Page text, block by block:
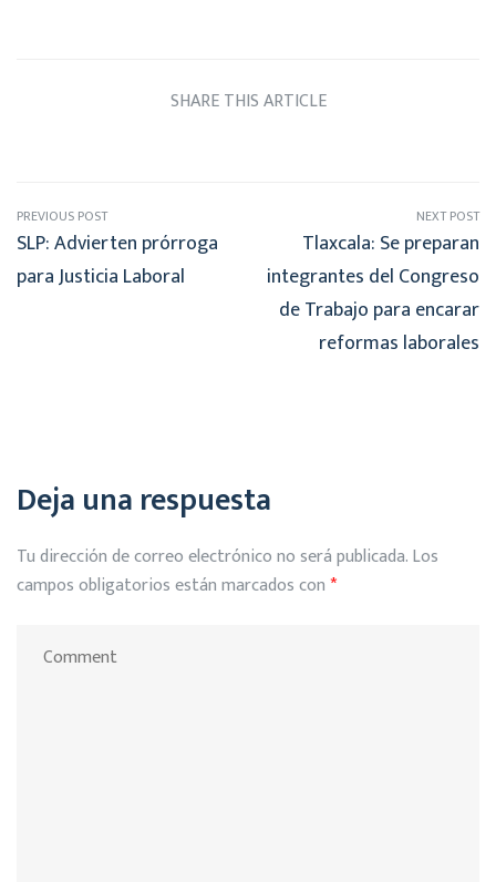
SHARE THIS ARTICLE
PREVIOUS POST
SLP: Advierten prórroga
para Justicia Laboral
NEXT POST
Tlaxcala: Se preparan
integrantes del Congreso
de Trabajo para encarar
reformas laborales
Deja una respuesta
Tu dirección de correo electrónico no será publicada.Los
campos obligatorios están marcados con*